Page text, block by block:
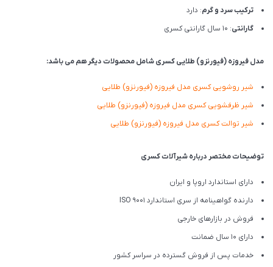
ترکیب سرد و گرم: دارد
گارانتی: 10 سال گارانتی کسری
مدل فیروزه (فیورنزو) طلایی کسری شامل محصولات دیگر هم می باشد:
شیر روشویی کسری مدل فیروزه (فیورنزو) طلایی
شیر ظرفشویی کسری مدل فیروزه (فیورنزو) طلایی
شیر توالت کسری مدل فیروزه (فیورنزو) طلایی
توضیحات مختصر درباره شیرآلات کسری
دارای استاندارد اروپا و ایران
دارنده گواهینامه از سری استاندارد ISO 9001
فروش در بازارهای خارجی
دارای 10 سال ضمانت
خدمات پس از فروش گسترده در سراسر کشور